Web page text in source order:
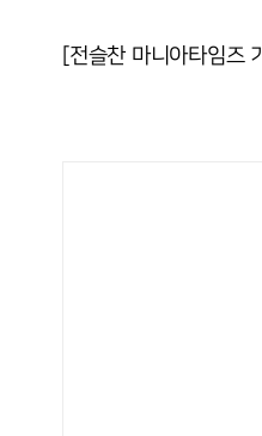
[전슬찬 마니아타임